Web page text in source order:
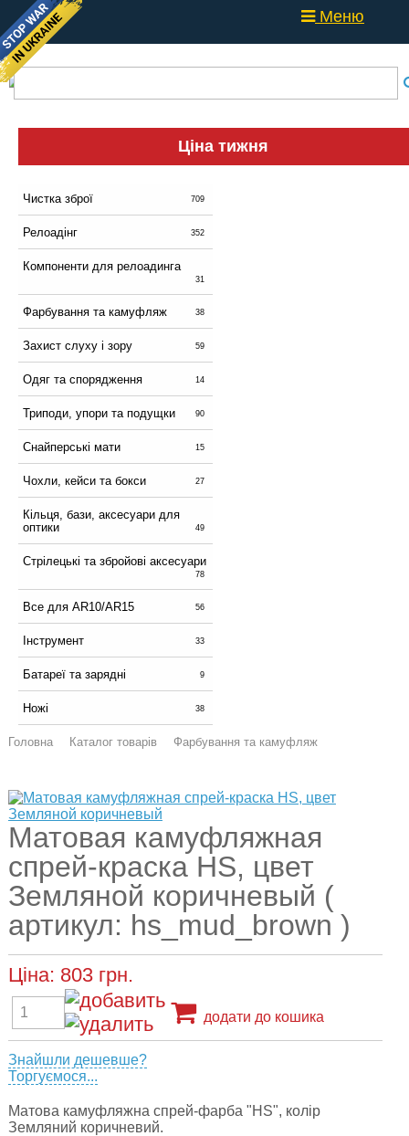
Меню
Ціна тижня
Чистка зброї 709
Релоадінг 352
Компоненти для релоадинга
31
Фарбування та камуфляж 38
Захист слуху і зору 59
Одяг та спорядження 14
Триподи, упори та подущки 90
Снайперські мати 15
Чохли, кейси та бокси 27
Кільця, бази, аксесуари для
оптики
49
Стрілецькі та збройові аксесуари
78
Все для AR10/AR15 56
Інструмент 33
Батареї та зарядні 9
Ножі 38
Головна Каталог товарів Фарбування та камуфляж
Матовая камуфляжная
спрей-краска HS, цвет
Земляной коричневый (
артикул: hs_mud_brown )
Ціна: 803 грн.
додати до кошика
Знайшли дешевше?
Торгуємося...
Матова камуфляжна спрей-фарба "HS", колір
Земляний коричневий.